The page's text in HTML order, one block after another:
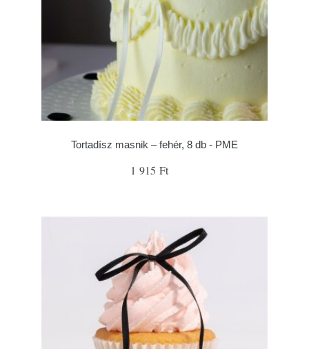
Tortadísz masnik – fehér, 8 db - PME
1 915 Ft